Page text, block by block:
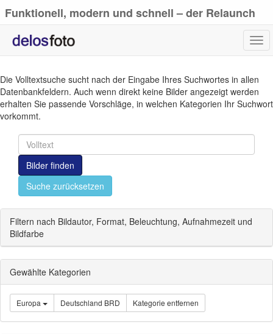
Funktionell, modern und schnell – der Relaunch
Die Volltextsuche sucht nach der Eingabe Ihres Suchwortes in allen
Datenbankfeldern. Auch wenn direkt keine Bilder angezeigt werden
erhalten Sie passende Vorschläge, in welchen Kategorien Ihr Suchwort
vorkommt.
Bilder finden
Suche zurücksetzen
Filtern nach Bildautor, Format, Beleuchtung, Aufnahmezeit und
Bildfarbe
Gewählte Kategorien
Europa Deutschland BRD Kategorie entfernen